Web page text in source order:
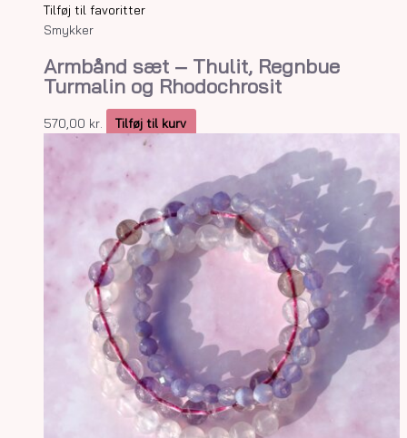
Tilføj til favoritter
Smykker
Armbånd sæt – Thulit, Regnbue
Turmalin og Rhodochrosit
570,00 kr. Tilføj til kurv